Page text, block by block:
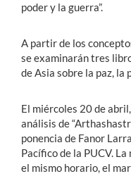
Alumni
English
poder y la guerra”.
A partir de los
se examinarán tres
de Asia sobre la paz, la
El miércoles 20 de
análisis de
ponencia de Fanor
Pacífico de la PUCV.
el mismo horario, el